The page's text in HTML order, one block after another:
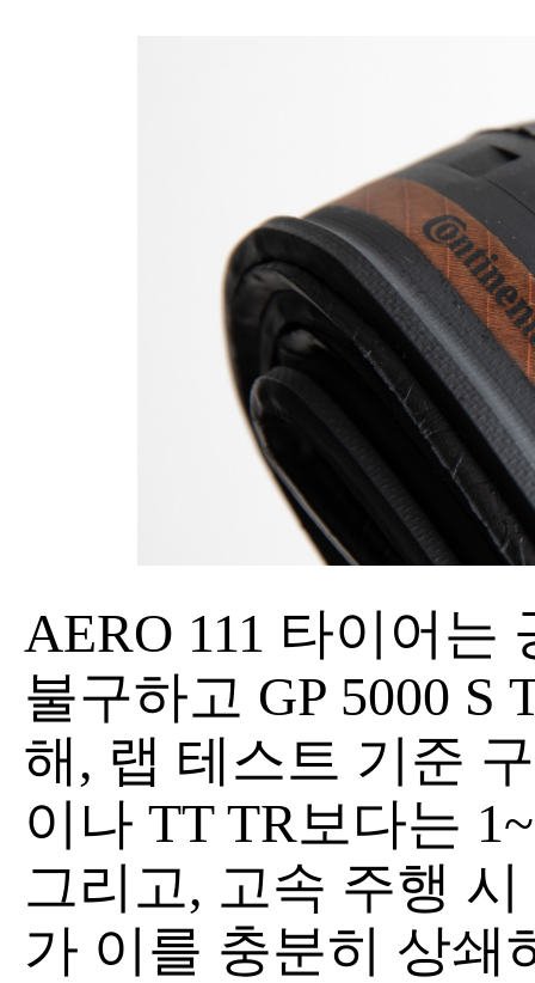
AERO 111 타이어는
불구하고 GP 5000
해, 랩 테스트 기준
이나 TT TR보다는
그리고, 고속 주행
가 이를 충분히 상쇄